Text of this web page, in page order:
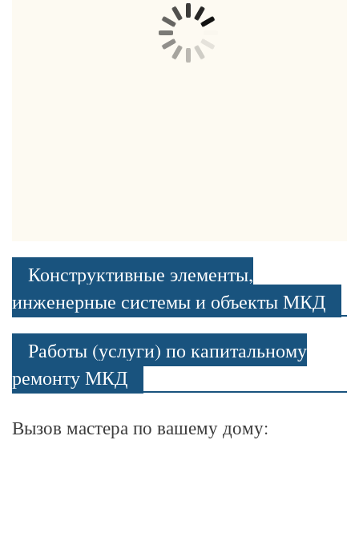
Конструктивные элементы,
инженерные системы и объекты МКД
Работы (услуги) по капитальному
ремонту МКД
Вызов мастера по вашему дому: